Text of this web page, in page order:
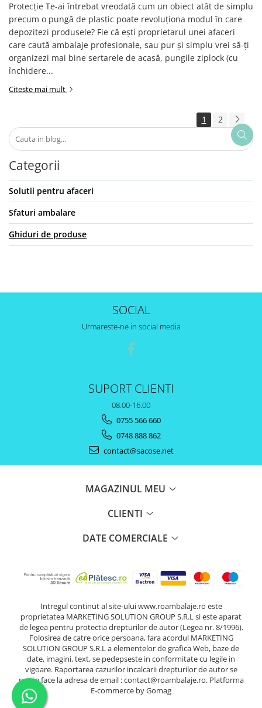
Protecție Te-ai întrebat vreodată cum un obiect atât de simplu
precum o pungă de plastic poate revoluționa modul în care
depozitezi produsele? Fie că ești proprietarul unei afaceri
care caută ambalaje profesionale, sau pur și simplu vrei să-ți
organizezi mai bine sertarele de acasă, pungile ziplock (cu
închidere...
Citeste mai mult
1 2
Categorii
Solutii pentru afaceri
Sfaturi ambalare
Ghiduri de produse
SOCIAL
Urmareste-ne in social media
SUPORT CLIENTI
08.00-16.00
0755 566 660
0748 888 862
contact@sacose.net
MAGAZINUL MEU
CLIENTI
DATE COMERCIALE
Intregul continut al site-ului www.roambalaje.ro este
proprietatea MARKETING SOLUTION GROUP S.R.L si este aparat
de legea pentru protectia drepturilor de autor (Legea nr. 8/1996).
Folosirea de catre orice persoana, fara acordul MARKETING
SOLUTION GROUP S.R.L a elementelor de grafica Web, baze de
date, imagini, text, se pedepseste in conformitate cu legile in
vigoare. Raportarea cazurilor incalcarii drepturilor de autor se
poate face la adresa de email : contact@roambalaje.ro. Platforma
E-commerce by Gomag